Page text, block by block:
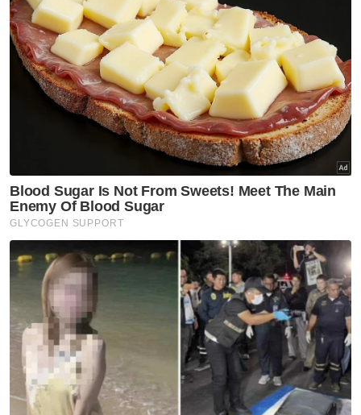
Kedutaan Korea Utara
Putus Hubungan Diplomatik
Korea Utara
Artikel Disyorkan
Nasional
Anwar arah siasatan
menyeluruh kejadian anggota
polis maut di Beaufort
Nasional
Malaysia, Vietnam perkukuh
kerjasama pertahanan -
Mohamed Khaled